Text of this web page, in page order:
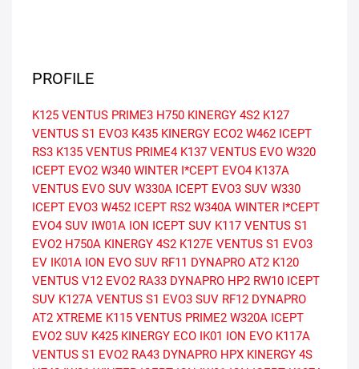
PROFILE
K125 VENTUS PRIME3 H750 KINERGY 4S2 K127
VENTUS S1 EVO3 K435 KINERGY ECO2 W462 ICEPT
RS3 K135 VENTUS PRIME4 K137 VENTUS EVO W320
ICEPT EVO2 W340 WINTER I*CEPT EVO4 K137A
VENTUS EVO SUV W330A ICEPT EVO3 SUV W330
ICEPT EVO3 W452 ICEPT RS2 W340A WINTER I*CEPT
EVO4 SUV IW01A ION ICEPT SUV K117 VENTUS S1
EVO2 H750A KINERGY 4S2 K127E VENTUS S1 EVO3
EV IK01A ION EVO SUV RF11 DYNAPRO AT2 K120
VENTUS V12 EVO2 RA33 DYNAPRO HP2 RW10 ICEPT
SUV K127A VENTUS S1 EVO3 SUV RF12 DYNAPRO
AT2 XTREME K115 VENTUS PRIME2 W320A ICEPT
EVO2 SUV K425 KINERGY ECO IK01 ION EVO K117A
VENTUS S1 EVO2 RA43 DYNAPRO HPX KINERGY 4S